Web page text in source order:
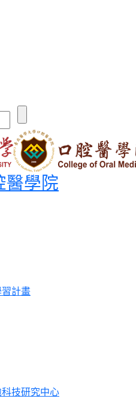
醫學院
計畫
技研究中心